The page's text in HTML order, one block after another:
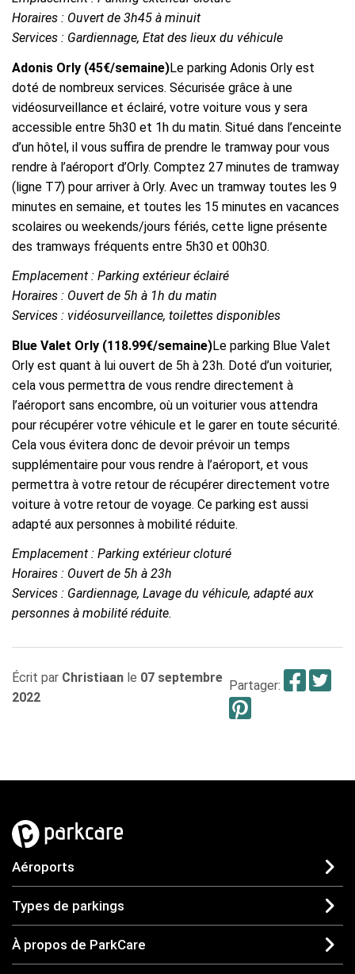
Horaires : Ouvert de 3h45 à minuit
Services : Gardiennage, Etat des lieux du véhicule
Adonis Orly (45€/semaine)Le parking Adonis Orly est
doté de nombreux services. Sécurisée grâce à une
vidéosurveillance et éclairé, votre voiture vous y sera
accessible entre 5h30 et 1h du matin. Situé dans l’enceinte
d’un hôtel, il vous suffira de prendre le tramway pour vous
rendre à l’aéroport d’Orly. Comptez 27 minutes de tramway
(ligne T7) pour arriver à Orly. Avec un tramway toutes les 9
minutes en semaine, et toutes les 15 minutes en vacances
scolaires ou weekends/jours fériés, cette ligne présente
des tramways fréquents entre 5h30 et 00h30.
Emplacement : Parking extérieur éclairé
Horaires : Ouvert de 5h à 1h du matin
Services : vidéosurveillance, toilettes disponibles
Blue Valet Orly (118.99€/semaine)Le parking Blue Valet
Orly est quant à lui ouvert de 5h à 23h. Doté d’un voiturier,
cela vous permettra de vous rendre directement à
l’aéroport sans encombre, où un voiturier vous attendra
pour récupérer votre véhicule et le garer en toute sécurité.
Cela vous évitera donc de devoir prévoir un temps
supplémentaire pour vous rendre à l’aéroport, et vous
permettra à votre retour de récupérer directement votre
voiture à votre retour de voyage. Ce parking est aussi
adapté aux personnes à mobilité réduite.
Emplacement : Parking extérieur cloturé
Horaires : Ouvert de 5h à 23h
Services : Gardiennage, Lavage du véhicule, adapté aux
personnes à mobilité réduite.
Écrit par Christiaan le 07 septembre
2022
Partager:
Aéroports
Types de parkings
À propos de ParkCare